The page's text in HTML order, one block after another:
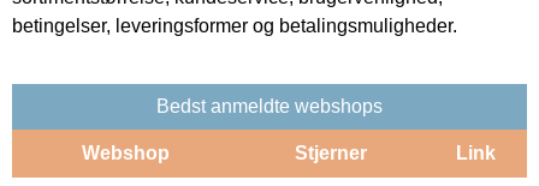
betingelser, leveringsformer og betalingsmuligheder.
Bedst anmeldte webshops
Webshop Stjerner Link